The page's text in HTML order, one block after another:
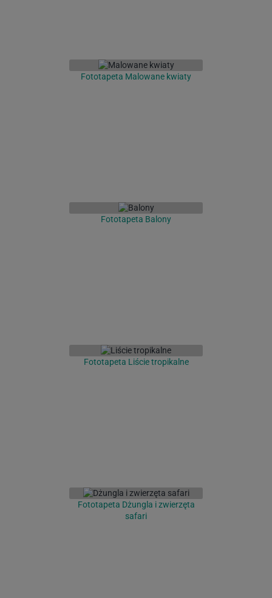
Fototapeta Malowane kwiaty
Fototapeta Balony
Fototapeta Liście tropikalne
Fototapeta Dżungla i zwierzęta
safari